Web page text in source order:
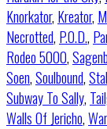
Knorkator, Kreator,
Necrotted, P.O.D.,
Rodeo 5000,
Soen,Soulbound,
Subway To Sally,
Walls Of Jericho,